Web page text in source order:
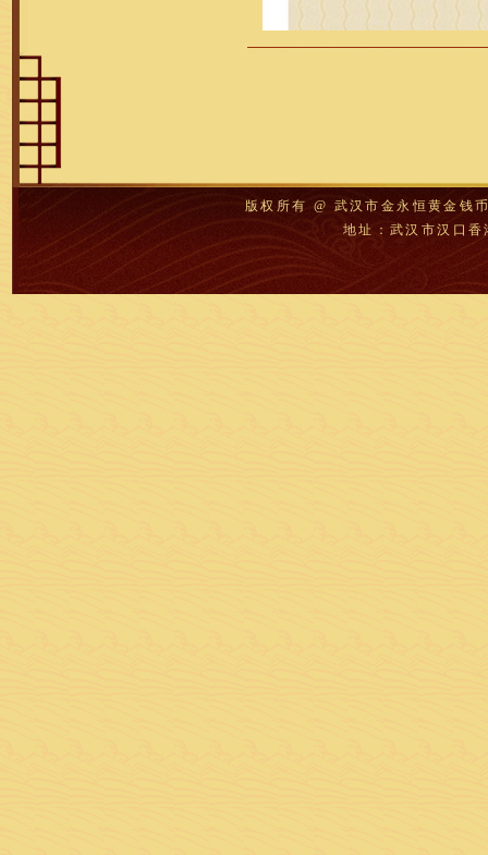
版权所有 @ 武汉市金永恒黄金钱
地址：武汉市汉口